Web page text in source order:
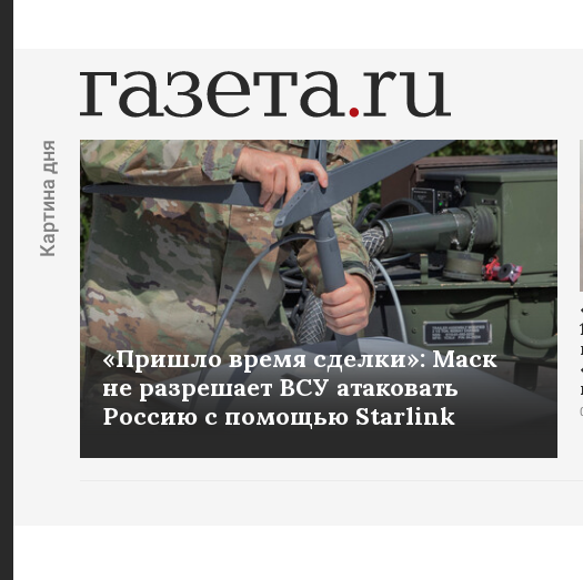
Картина дня
«Пришло время сделки»: Маск
не разрешает ВСУ атаковать
Россию с помощью Starlink